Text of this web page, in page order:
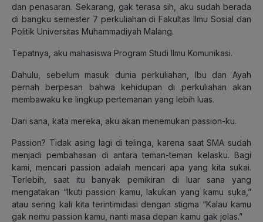
dan penasaran. Sekarang, gak terasa sih, aku sudah berada
di bangku semester 7 perkuliahan di Fakultas Ilmu Sosial dan
Politik Universitas Muhammadiyah Malang.
Tepatnya, aku mahasiswa Program Studi Ilmu Komunikasi.
Dahulu, sebelum masuk dunia perkuliahan, Ibu dan Ayah
pernah berpesan bahwa kehidupan di perkuliahan akan
membawaku ke lingkup pertemanan yang lebih luas.
Dari sana, kata mereka, aku akan menemukan passion-ku.
Passion? Tidak asing lagi di telinga, karena saat SMA sudah
menjadi pembahasan di antara teman-teman kelasku. Bagi
kami, mencari passion adalah mencari apa yang kita sukai.
Terlebih, saat itu banyak pemikiran di luar sana yang
mengatakan “Ikuti passion kamu, lakukan yang kamu suka,”
atau sering kali kita terintimidasi dengan stigma “Kalau kamu
gak nemu passion kamu, nanti masa depan kamu gak jelas.”